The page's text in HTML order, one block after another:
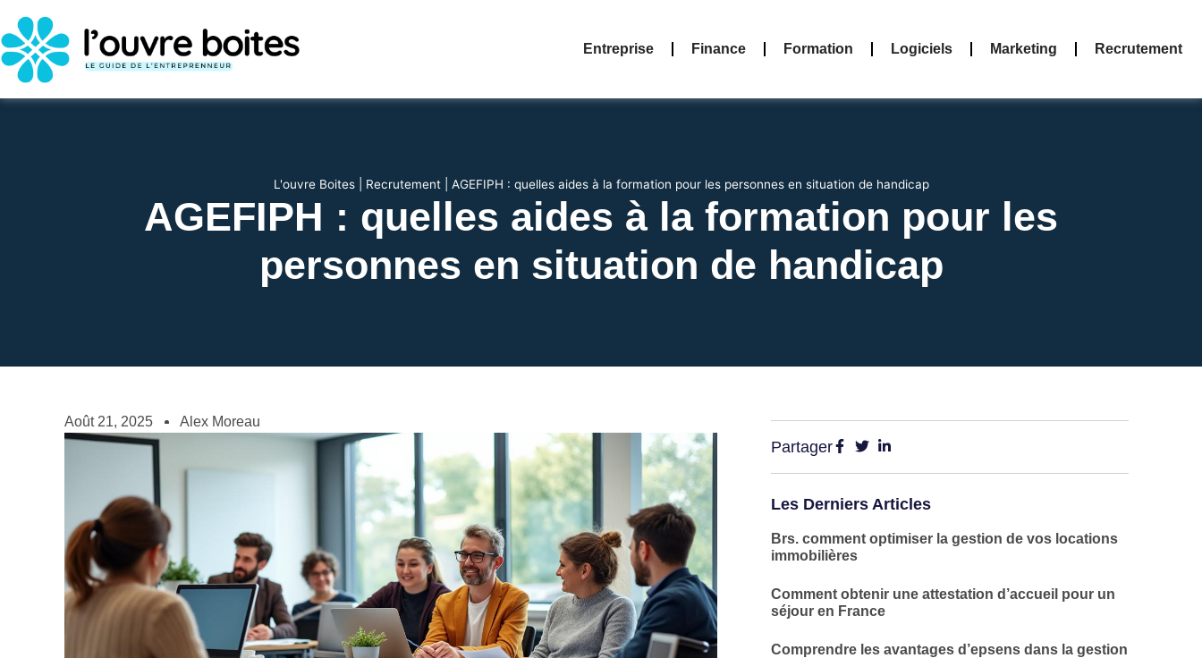
Entreprise Finance Formation Logiciels Marketing Recrutement
L'ouvre Boites| Recrutement| AGEFIPH : quelles aides à la formation pour les personnes en situation de handicap
AGEFIPH : quelles aides à la formation pour les
personnes en situation de handicap
Août 21, 2025 Alex Moreau
Partager
Les Derniers Articles
Brs. comment optimiser la gestion de vos locations
immobilières
Comment obtenir une attestation d’accueil pour un
séjour en France
Comprendre les avantages d’epsens dans la gestion